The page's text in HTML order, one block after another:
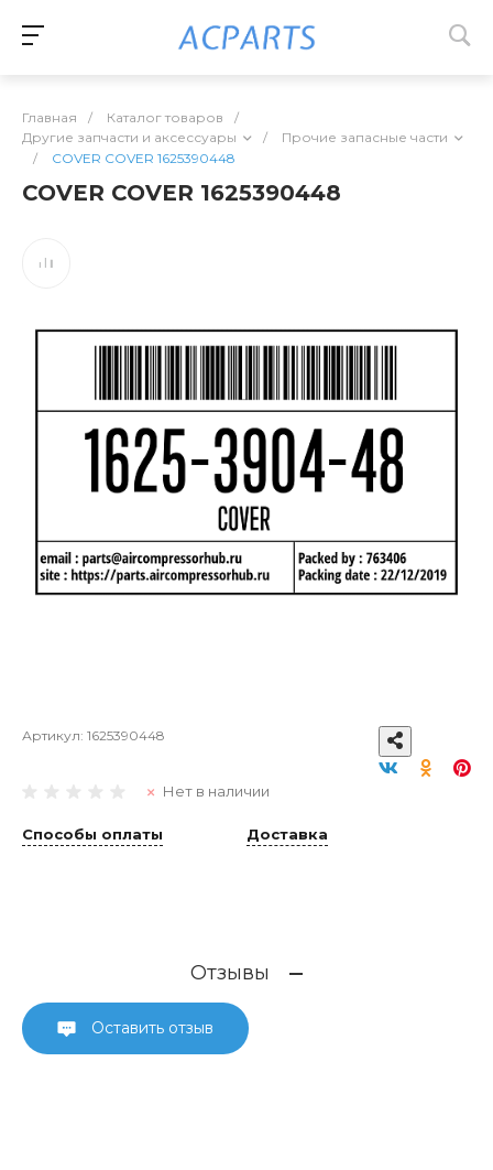
Главная / Каталог товаров
/
Другие запчасти и аксессуары
/
Прочие запасные части
/
COVER COVER 1625390448
COVER COVER 1625390448
Артикул: 1625390448
Нет в наличии
Способы оплаты Доставка
Отзывы
Оставить отзыв